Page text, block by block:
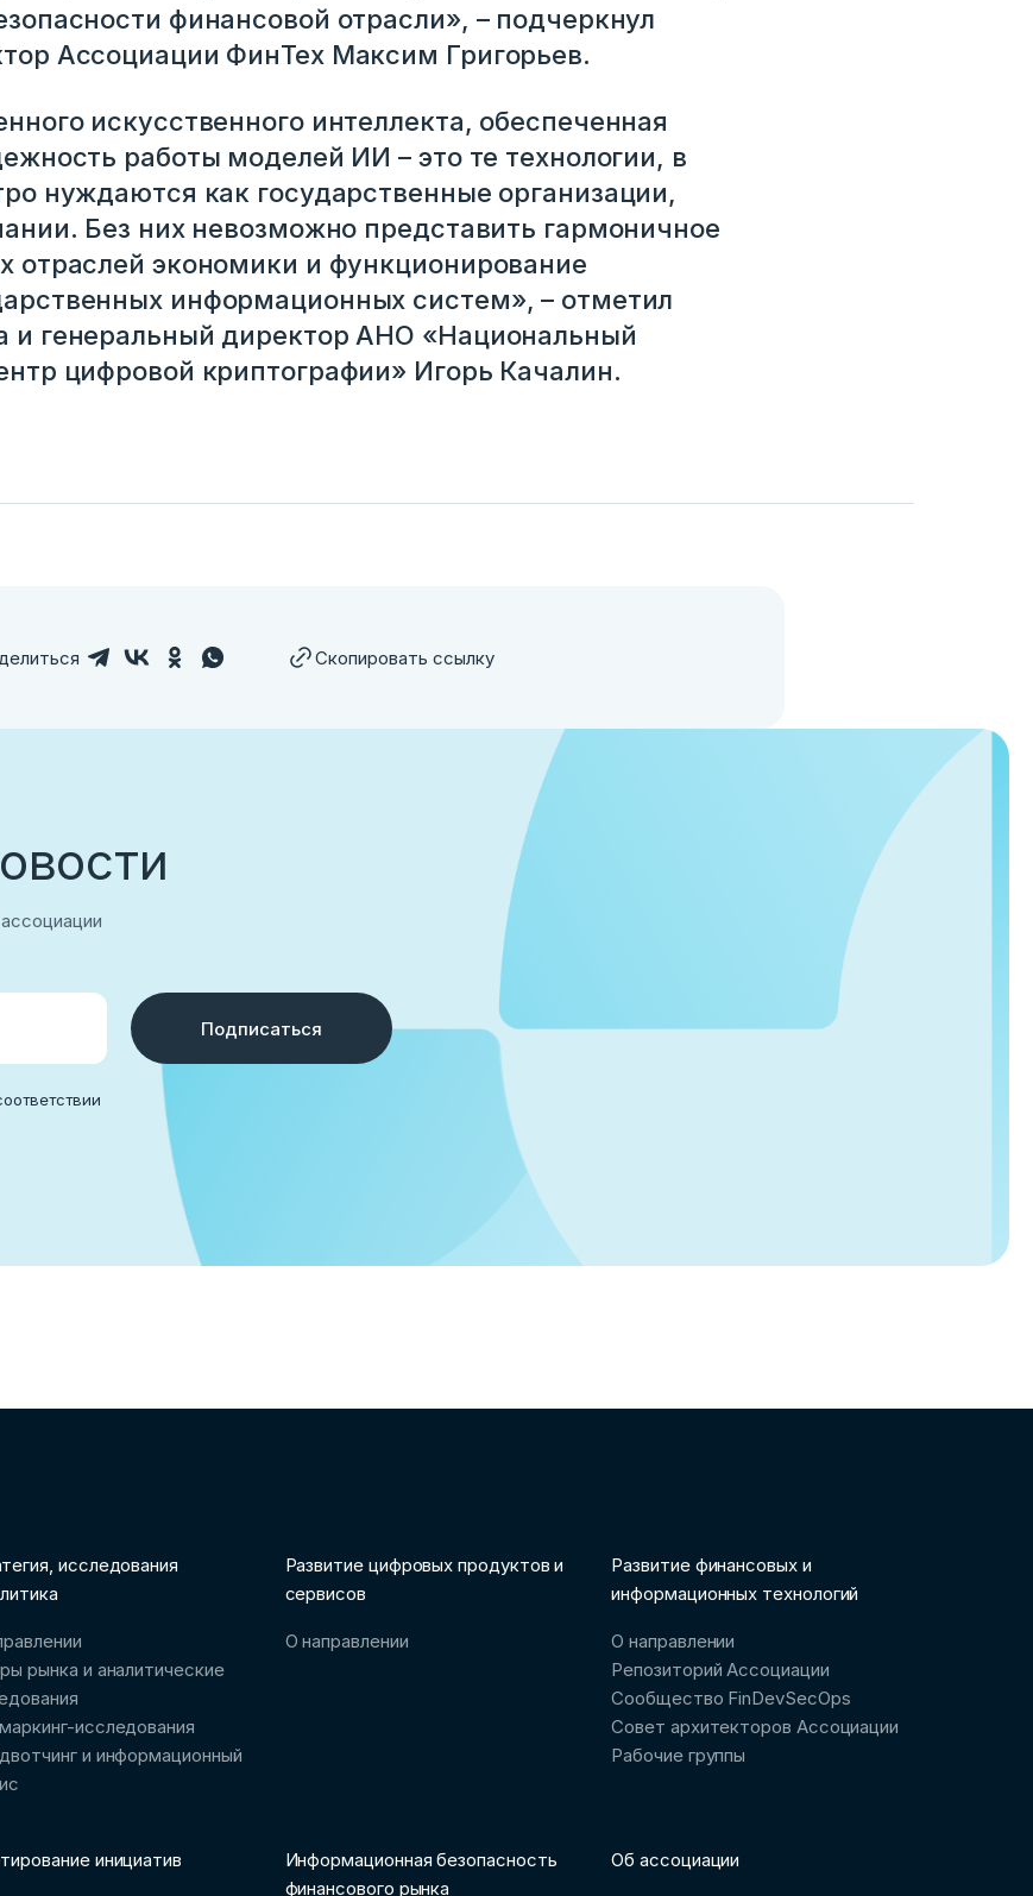
финансовой отрасли», – подчеркнул
Ассоциации ФинТех Максим Григорьев.
искусственного интеллекта, обеспеченная
работы моделей ИИ – это те технологии, в
нуждаются как государственные организации,
Без них невозможно представить гармоничное
отраслей экономики и функционирование
информационных систем», – отметил
и генеральный директор АНО «Национальный
цифровой криптографии» Игорь Качалин.
Скопировать ссылку
Подписаться
исследования
рынка и аналитические
исследования
и информационный
Развитие цифровых продуктов и
сервисов
О направлении
Развитие финансовых и
информационных технологий
О направлении
Репозиторий Ассоциации
Сообщество FinDevSecOps
Совет архитекторов Ассоциации
Рабочие группы
инициатив
Информационная безопасность
финансового рынка
Об ассоциации